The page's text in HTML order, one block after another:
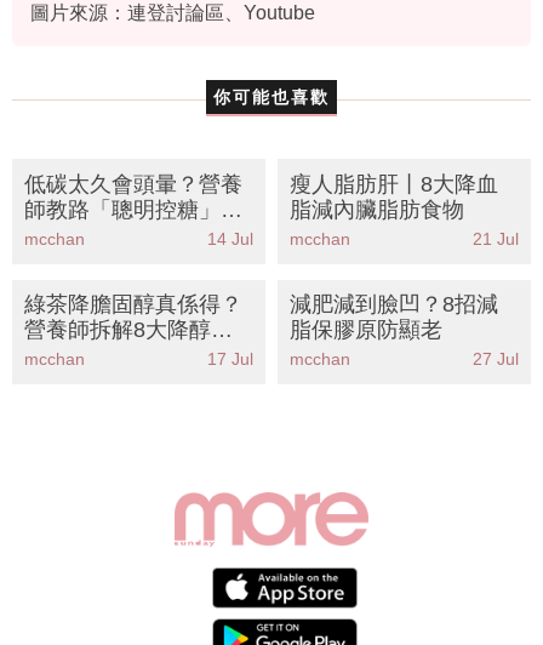
圖片來源：連登討論區、Youtube
你可能也喜歡
低碳太久會頭暈？營養
師教路「聰明控糖」非
戒碳丨必食8款穩定血
mcchan 14 Jul
瘦人脂肪肝丨8大降血
脂減內臟脂肪食物
mcchan 21 Jul
綠茶降膽固醇真係得？
營養師拆解8大降醇神
級食物丨附正確飲法與
mcchan 17 Jul
減肥減到臉凹？8招減
脂保膠原防顯老
mcchan 27 Jul